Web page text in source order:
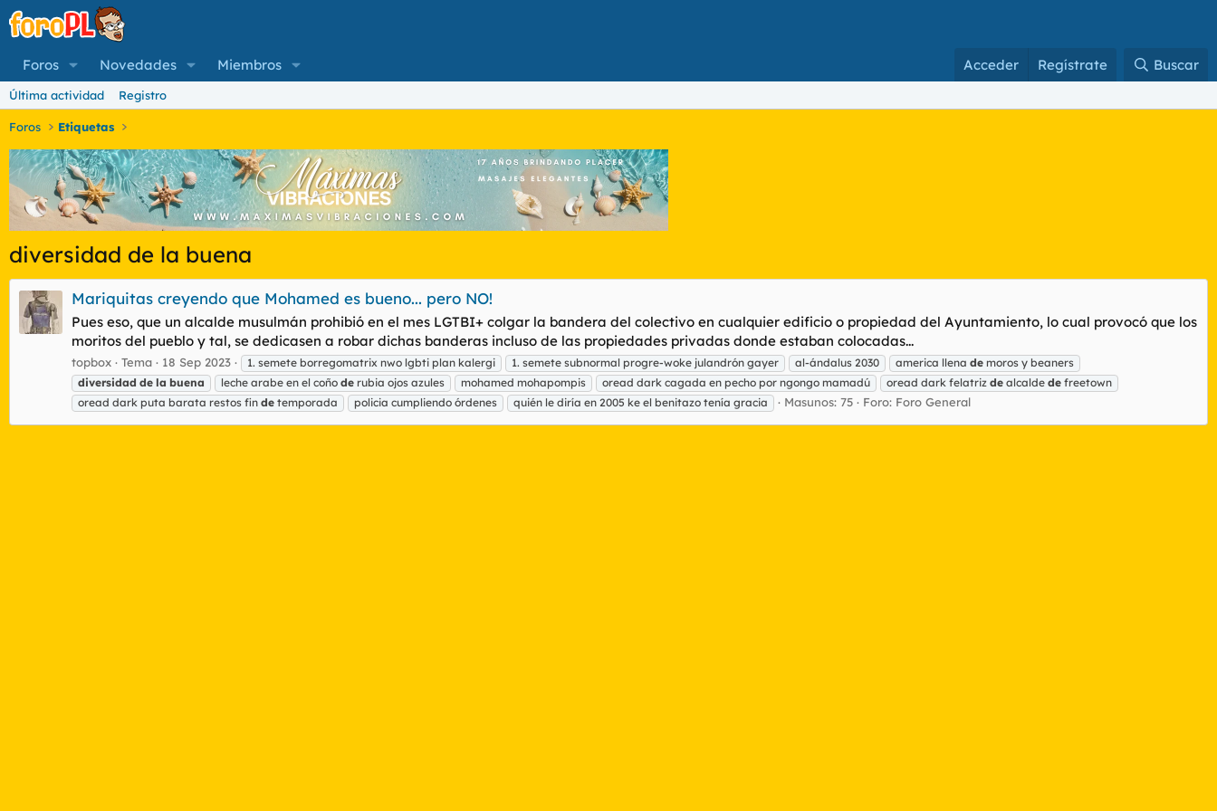
Foros Novedades Miembros Acceder Regístrate Buscar
Última actividad Registro
Foros Etiquetas
diversidad de la buena
Mariquitas creyendo que Mohamed es bueno... pero NO!
Pues eso, que un alcalde musulmán prohibió en el mes LGTBI+ colgar la bandera del colectivo en cualquier edificio o propiedad del Ayuntamiento, lo cual provocó que los
moritos del pueblo y tal, se dedicasen a robar dichas banderas incluso de las propiedades privadas donde estaban colocadas...
topbox Tema 18 Sep 2023 1. semete borregomatrix nwo lgbti plan kalergi 1. semete subnormal progre-woke julandrón gayer al-ándalus 2030 america llena de moros y beaners
diversidad de la buena leche arabe en el coño de rubia ojos azules mohamed mohapompis oread dark cagada en pecho por ngongo mamadú oread dark felatriz de alcalde de freetown
oread dark puta barata restos fin de temporada policia cumpliendo órdenes quién le diría en 2005 ke el benitazo tenía gracia Masunos: 75 Foro: Foro General